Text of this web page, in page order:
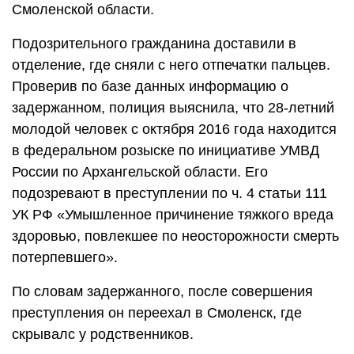
Смоленской области.
Подозрительного гражданина доставили в
отделение, где сняли с него отпечатки пальцев.
Проверив по базе данных информацию о
задержанном, полиция выяснила, что 28-летний
молодой человек с октября 2016 года находится
в федеральном розыске по инициативе УМВД
России по Архангельской области. Его
подозревают в преступлении по ч. 4 статьи 111
УК РФ «Умышленное причинение тяжкого вреда
здоровью, повлекшее по неосторожности смерть
потерпевшего».
По словам задержанного, после совершения
преступления он переехал в Смоленск, где
скрывалс у родственников.